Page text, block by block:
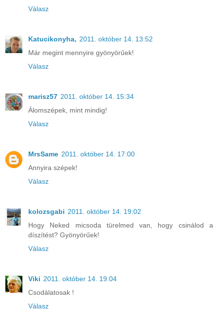
Válasz
Katucikonyha, 2011. október 14. 13:52
Már megint mennyire gyönyörűek!
Válasz
marisz57 2011. október 14. 15:34
Álomszépek, mint mindig!
Válasz
MrsSame 2011. október 14. 17:00
Annyira szépek!
Válasz
kolozsgabi 2011. október 14. 19:02
Hogy Neked micsoda türelmed van, hogy csinálod a
díszítést? Gyönyörűek!
Válasz
Viki 2011. október 14. 19:04
Csodálatosak !
Válasz